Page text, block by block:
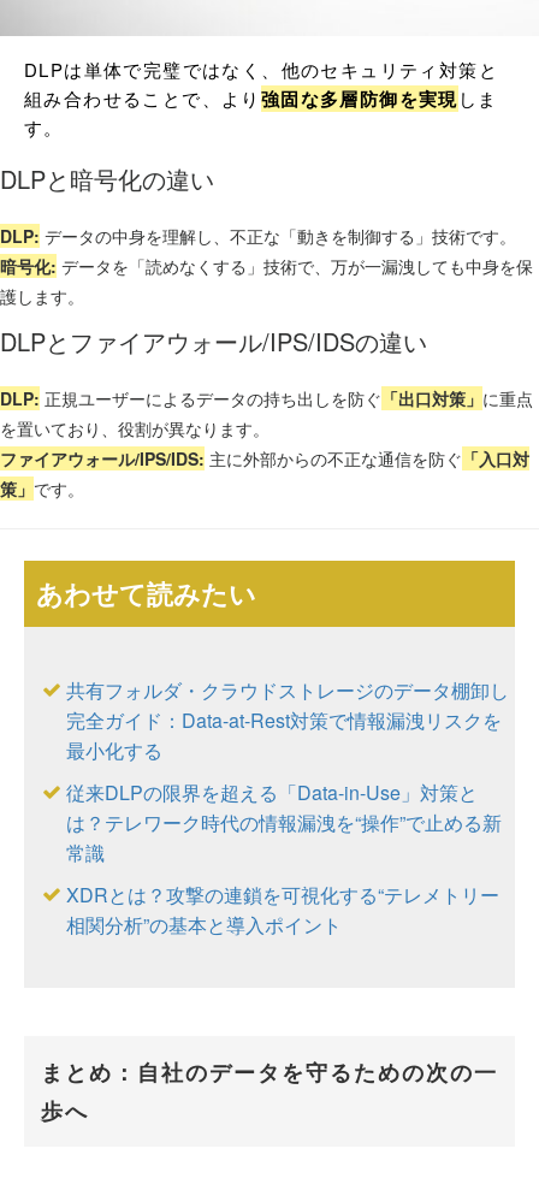
DLPは単体で完璧ではなく、他のセキュリティ対策と
組み合わせることで、より 強固な多層防御を実現しま
す。
DLPと暗号化の違い
DLP: データの中身を理解し、不正な「動きを制御する」技術です。
暗号化: データを「読めなくする」技術で、万が一漏洩しても中身を保
護します。
DLPとファイアウォール/IPS/IDSの違い
DLP: 正規ユーザーによるデータの持ち出しを防ぐ 「出口対策」 に重点
を置いており、役割が異なります。
ファイアウォール/IPS/IDS: 主に外部からの不正な通信を防ぐ 「入口対
策」 です。
あわせて読みたい
共有フォルダ・クラウドストレージのデータ棚卸し
完全ガイド：Data-at-Rest対策で情報漏洩リスクを
最小化する
従来DLPの限界を超える「Data-in-Use」対策と
は？テレワーク時代の情報漏洩を“操作”で止める新
常識
XDRとは？攻撃の連鎖を可視化する“テレメトリー
相関分析”の基本と導入ポイント
まとめ：自社のデータを守るための次の一
歩へ